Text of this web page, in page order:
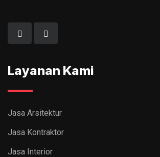
Layanan Kami
Jasa Arsitektur
Jasa Kontraktor
Jasa Interior